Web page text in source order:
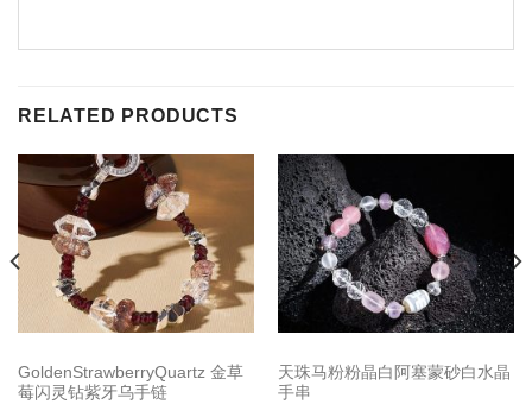
RELATED PRODUCTS
GoldenStrawberryQuartz 金草
莓闪灵钻紫牙乌手链
天珠马粉粉晶白阿塞蒙砂白水晶
手串